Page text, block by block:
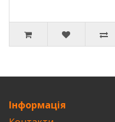
Інформація